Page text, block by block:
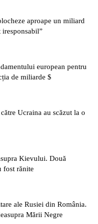
aproape un miliard
european pentru
de miliarde $
Ucraina au scăzut la o
Kievului. Două
fost rănite
ale Rusiei din România.
Mării Negre